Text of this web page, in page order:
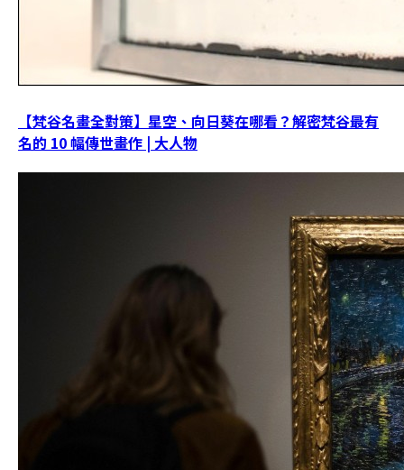
【梵谷名畫全對策】星空、向日葵在哪看？解密梵谷最有
名的 10 幅傳世畫作 | 大人物